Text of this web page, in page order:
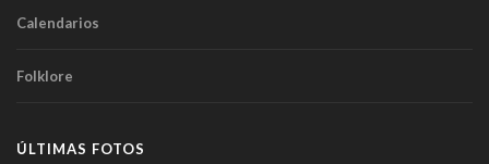
Calendarios
Folklore
ÚLTIMAS FOTOS